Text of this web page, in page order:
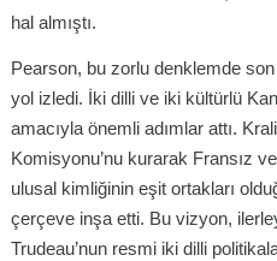
hal almıştı.
Pearson, bu zorlu denklemde
yol izledi. İki dilli ve iki kültürlü
amacıyla önemli adımlar attı.
Komisyonu’nu kurarak Fransız
ulusal kimliğinin eşit ortakları
çerçeve inşa etti. Bu vizyon,
Trudeau’nun resmi iki dilli